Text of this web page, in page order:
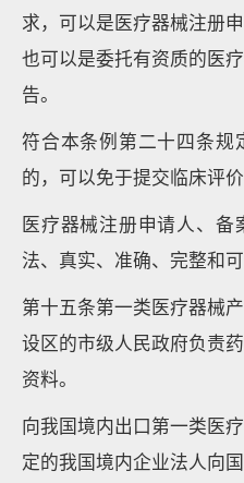
求，可以是医疗器械注册
也可以是委托有资质的医
告。
符合本条例第二十四条规
的，可以免于提交临床评价
医疗器械注册申请人、备
法、真实、准确、完整和可
第十五条第一类医疗器械
设区的市级人民政府负责
资料。
向我国境内出口第一类医
定的我国境内企业法人向